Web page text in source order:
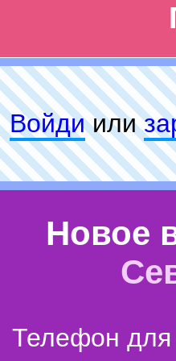
Войдиили
Новое
Телефон для